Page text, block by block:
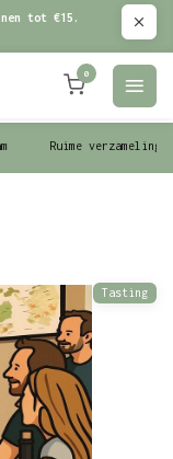
tot €15.
0
Ruime verzameling
Tasting